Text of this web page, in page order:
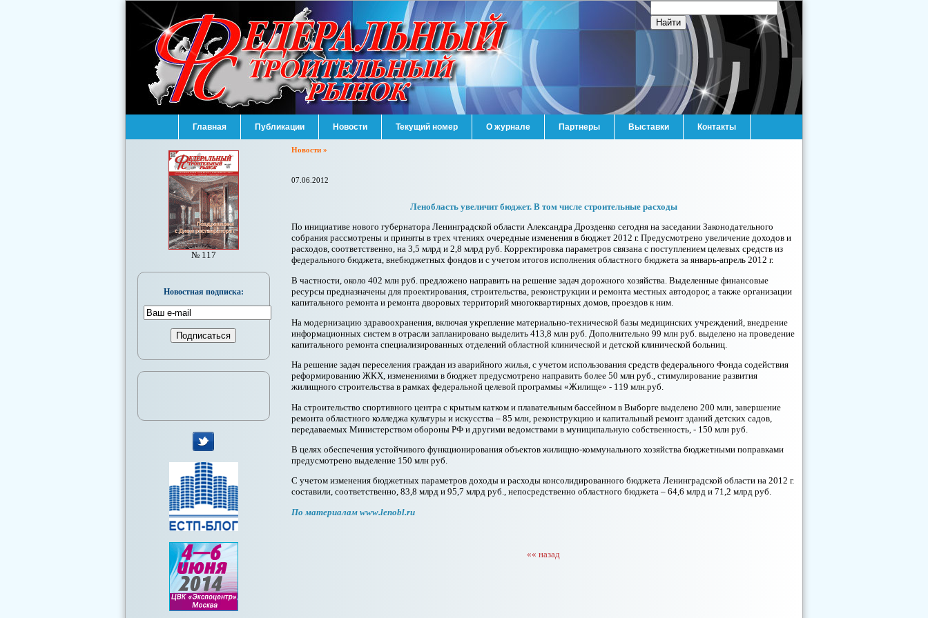
Главная Публикации Новости Текущий номер О журнале Партнеры Выставки Контакты
Новости »
07.06.2012
Ленобласть увеличит бюджет. В том числе строительные расходы
По инициативе нового губернатора Ленинградской области Александра Дрозденко сегодня на заседании Законодательного
собрания рассмотрены и приняты в трех чтениях очередные изменения в бюджет 2012 г. Предусмотрено увеличение доходов и
расходов, соответственно, на 3,5 млрд и 2,8 млрд руб. Корректировка параметров связана с поступлением целевых средств из
федерального бюджета, внебюджетных фондов и с учетом итогов исполнения областного бюджета за январь-апрель 2012 г.
В частности, около 402 млн руб. предложено направить на решение задач дорожного хозяйства. Выделенные финансовые
ресурсы предназначены для проектирования, строительства, реконструкции и ремонта местных автодорог, а также организации
капитального ремонта и ремонта дворовых территорий многоквартирных домов, проездов к ним.
На модернизацию здравоохранения, включая укрепление материально-технической базы медицинских учреждений, внедрение
информационных систем в отрасли запланировано выделить 413,8 млн руб. Дополнительно 99 млн руб. выделено на проведение
капитального ремонта специализированных отделений областной клинической и детской клинической больниц.
На решение задач переселения граждан из аварийного жилья, с учетом использования средств федерального Фонда содействия
реформированию ЖКХ, изменениями в бюджет предусмотрено направить более 50 млн руб., стимулирование развития
жилищного строительства в рамках федеральной целевой программы «Жилище» - 119 млн.руб.
На строительство спортивного центра с крытым катком и плавательным бассейном в Выборге выделено 200 млн, завершение
ремонта областного колледжа культуры и искусства – 85 млн, реконструкцию и капитальный ремонт зданий детских садов,
передаваемых Министерством обороны РФ и другими ведомствами в муниципальную собственность, - 150 млн руб.
В целях обеспечения устойчивого функционирования объектов жилищно-коммунального хозяйства бюджетными поправками
предусмотрено выделение 150 млн руб.
С учетом изменения бюджетных параметров доходы и расходы консолидированного бюджета Ленинградской области на 2012 г.
составили, соответственно, 83,8 млрд и 95,7 млрд руб., непосредственно областного бюджета – 64,6 млрд и 71,2 млрд руб.
По материалам www.lenobl.ru
«« назад
№ 117
Новостная подписка:
мы
в
Twitter